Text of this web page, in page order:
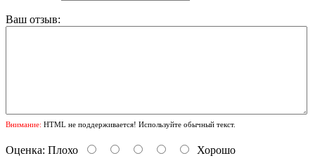
Ваш отзыв:
Внимание: HTML не поддерживается! Используйте обычный текст.
Оценка: Плохо Хорошо